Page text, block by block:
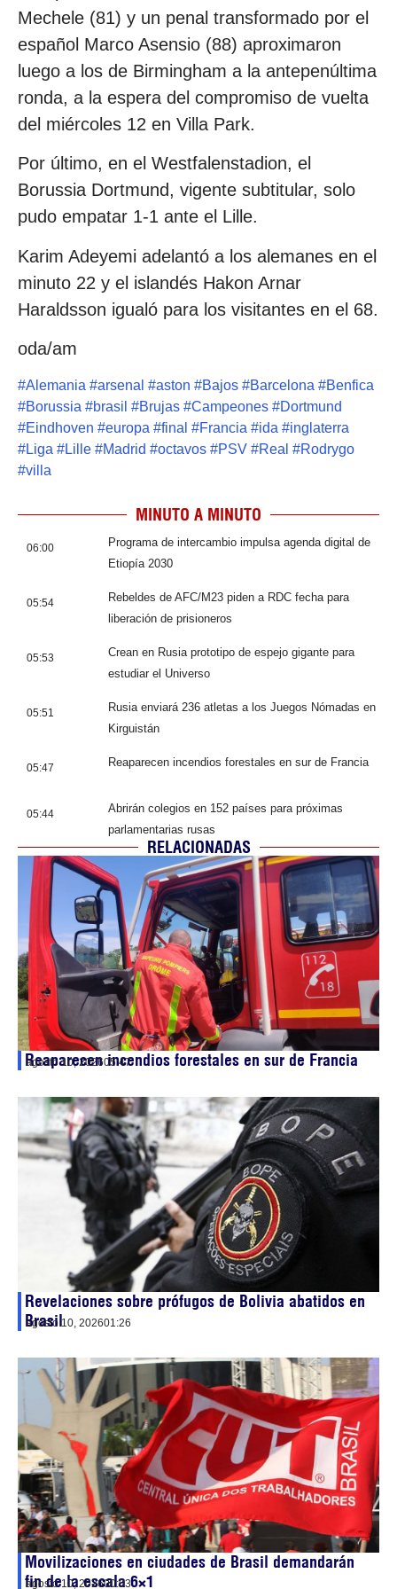
Mechele (81) y un penal transformado por el
español Marco Asensio (88) aproximaron
luego a los de Birmingham a la antepenúltima
ronda, a la espera del compromiso de vuelta
del miércoles 12 en Villa Park.
Por último, en el Westfalenstadion, el
Borussia Dortmund, vigente subtitular, solo
pudo empatar 1-1 ante el Lille.
Karim Adeyemi adelantó a los alemanes en el
minuto 22 y el islandés Hakon Arnar
Haraldsson igualó para los visitantes en el 68.
oda/am
#Alemania #arsenal #aston #Bajos #Barcelona #Benfica
#Borussia #brasil #Brujas #Campeones #Dortmund
#Eindhoven #europa #final #Francia #ida #inglaterra
#Liga #Lille #Madrid #octavos #PSV #Real #Rodrygo
#villa
MINUTO A MINUTO
06:00
Programa de intercambio impulsa agenda digital de
Etiopía 2030
05:54
Rebeldes de AFC/M23 piden a RDC fecha para
liberación de prisioneros
05:53
Crean en Rusia prototipo de espejo gigante para
estudiar el Universo
05:51
Rusia enviará 236 atletas a los Juegos Nómadas en
Kirguistán
05:47 Reaparecen incendios forestales en sur de Francia
05:44
Abrirán colegios en 152 países para próximas
parlamentarias rusas
RELACIONADAS
Reaparecen incendios forestales en sur de Francia
agosto 10, 202605:47
Revelaciones sobre prófugos de Bolivia abatidos en
Brasil
agosto 10, 202601:26
Movilizaciones en ciudades de Brasil demandarán
fin de la escala 6×1
agosto 10, 202600:03